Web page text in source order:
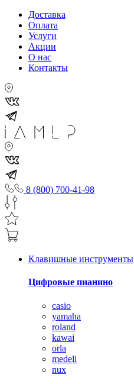
Доставка
Оплата
Услуги
Акции
О нас
Контакты
8 (800) 700-41-98
Клавишные инструменты
Цифровые пианино
casio
yamaha
roland
kawai
orla
medeli
nux